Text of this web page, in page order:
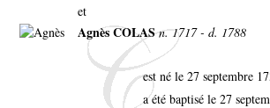
et
Agnès COLASn. 1717 - d. 1788
est né le 27 septembre
a été baptisé le 27